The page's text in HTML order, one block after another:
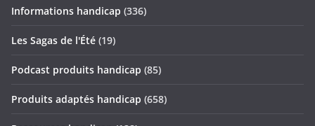
Informations handicap (336)
Les Sagas de l'Été (19)
Podcast produits handicap (85)
Produits adaptés handicap (658)